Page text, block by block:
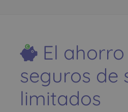
El
seguros de
limitados